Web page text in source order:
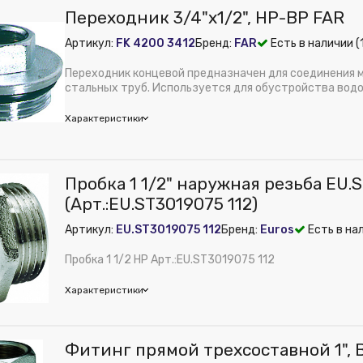
давление, бар:
10
Сталь
из публикации на веб-витрине mag1c:Нет
60
Переходник 3/4"х1/2", НР-ВР FAR
Артикул: FK 4200 3412Бренд: FAR Есть в наличии
Переходник концевой предназначен для соединения
стальных труб. Используется для обустройства
Характеристики
давление, бар:10
Сталь
из публикации на веб-витрине mag1c:Нет
30
Пробка 1 1/2" наружная резьба
(Арт.:EU.ST3019075 112)
Артикул: EU.ST3019075 112Бренд: Euros Есть в
Пробка 1 1/2 НР Арт.:EU.ST3019075 112
Характеристики
Фитинг прямой трехсоставной 1",